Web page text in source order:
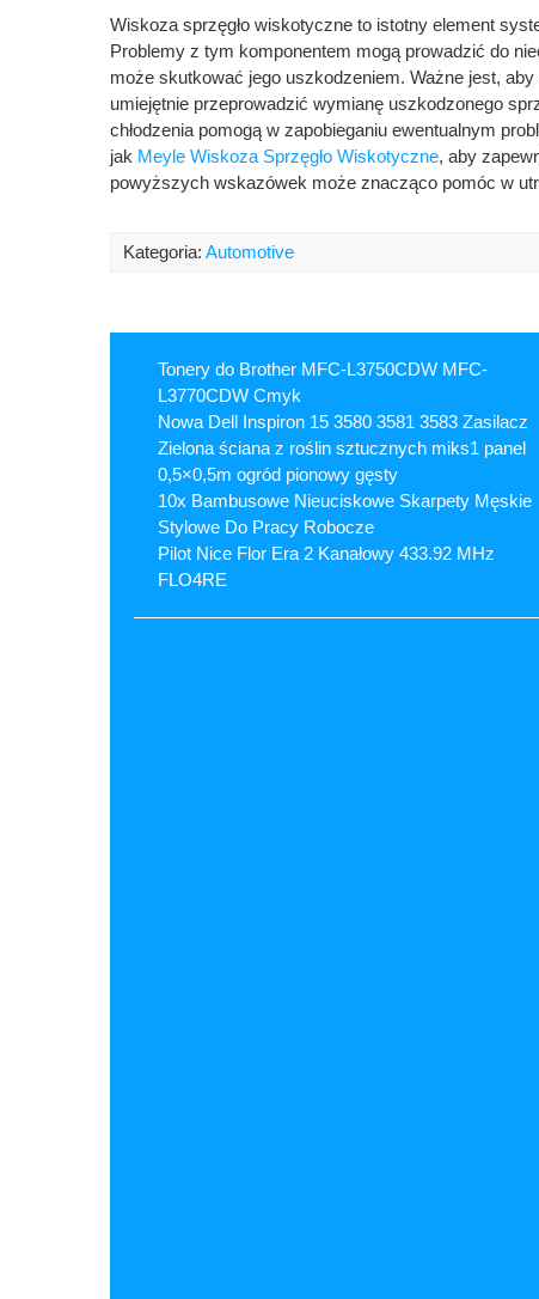
Wiskoza sprzęgło wiskotyczne to istotny element
Problemy z tym komponentem mogą prowadzić do
może skutkować jego uszkodzeniem. Ważne jest,
umiejętnie przeprowadzić wymianę uszkodzonego
chłodzenia pomogą w zapobieganiu ewentualnym
jak Meyle Wiskoza Sprzęgło Wiskotyczne, aby
powyższych wskazówek może znacząco pomóc w
Kategoria: Automotive
Tonery do Brother MFC-L3750CDW MFC-
L3770CDW Cmyk
Nowa Dell Inspiron 15 3580 3581 3583 Zasilacz
Zielona ściana z roślin sztucznych miks1 panel
0,5×0,5m ogród pionowy gęsty
10x Bambusowe Nieuciskowe Skarpety Męskie
Stylowe Do Pracy Robocze
Pilot Nice Flor Era 2 Kanałowy 433.92 MHz
FLO4RE